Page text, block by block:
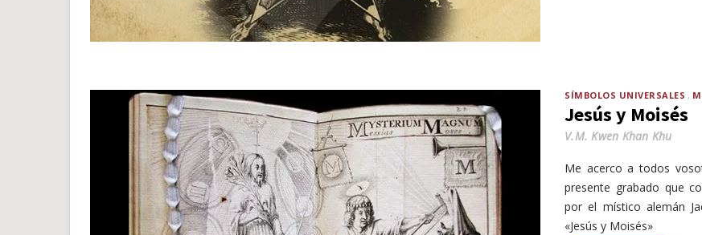
SÍMBOLOS UNIVERSALES
Jesús y Moisés
V.M. Kwen Khan Khu
Me acerco a todos
presente grabado que
por el místico alemán
«Jesús y Moisés»